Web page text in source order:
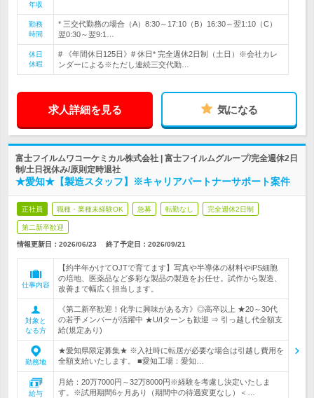
年収
勤務
時間
* 三交代勤務の場合（A）8:30～17:10（B）16:30～翌1:10（C）
翌0:30～翌9:1…
休日
休暇
# 《年間休日125日》# 休日* 完全週休2日制（土日）※会社カレ
ンダーによる※ただし連続三交代勤…
求人詳細を見る 気になる
富士フイルムワコーケミカル株式会社 | 富士フイルムグループ/完全週休2日
制/土日祝休み/原則定時退社
★愛知★【製造スタッフ】※キャリアパートナーサポート案件
正社員 職種・業種未経験OK 急募 転勤なし 完全週休2日制
第二新卒歓迎
情報更新日：2026/06/23 終了予定日： 2026/09/21
仕事内容
【約半年かけてOJTで育てます】写真や半導体の材料やiPS細胞
の培地、医薬品など多彩な製品の製造をお任せ。試作から製造、
改善まで幅広く担当します。
対象と
なる方
《第二新卒歓迎！化学に興味がある方》◎高卒以上 ★20～30代
の若手メンバーが活躍中 ★U/Iターンも歓迎 ⇒ 引っ越し代全額支
給(規定あり)
勤務地
★愛知県限定募集★ ※入社時に転居が必要な場合は引越し費用を
全額支給いたします。 ■愛知工場：愛知…
給与
月給：20万7000円～32万8000円※経験を考慮し決定いたしま
す。※試用期間6ヶ月あり（期間中の待遇変更なし）＜…